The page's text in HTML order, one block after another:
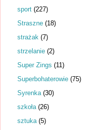
sport (227)
Straszne (18)
strażak (7)
strzelanie (2)
Super Zings (11)
Superbohaterowie (75)
Syrenka (30)
szkoła (26)
sztuka (5)